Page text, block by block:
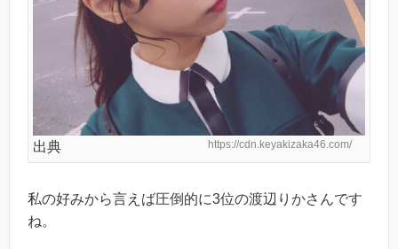
出典 https://cdn.keyakizaka46.com/
私の好みから言えば圧倒的に3位の渡辺りかさんです
ね。